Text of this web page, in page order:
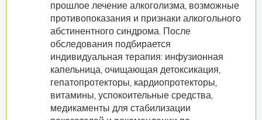
прошлое лечение алкоголизма, возможные
противопоказания и признаки алкогольного
абстинентного синдрома. После
обследования подбирается
индивидуальная терапия: инфузионная
капельница, очищающая детоксикация,
гепатопротекторы, кардиопротекторы,
витамины, успокоительные средства,
медикаменты для стабилизации